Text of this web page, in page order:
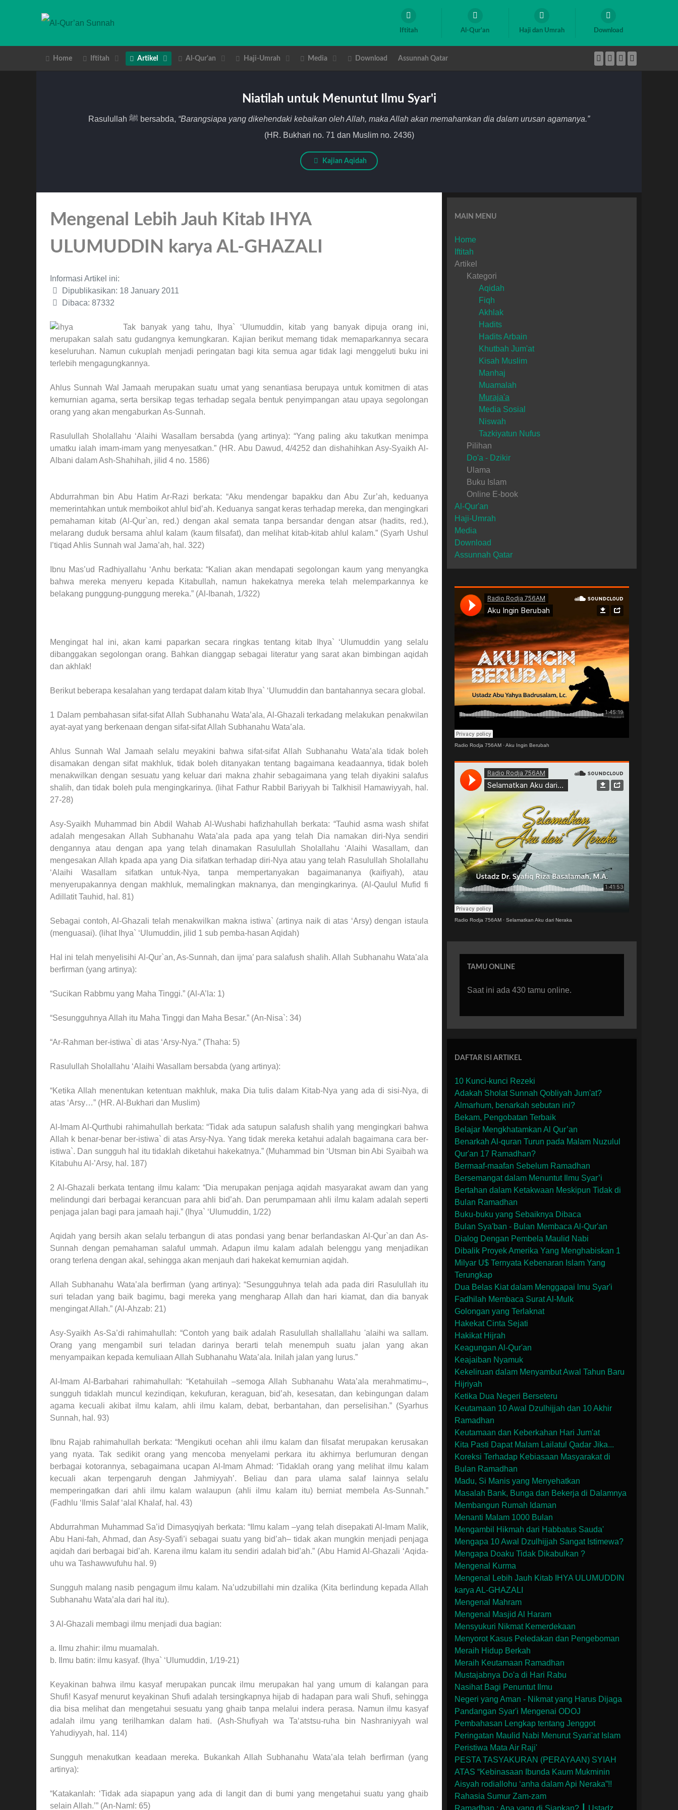
Iftitah Al-Qur'an Haji dan Umrah Download
Home Iftitah Artikel Al-Qur'an Haji-Umrah Media Download Assunnah Qatar
Niatilah untuk Menuntut Ilmu Syar'i
Rasulullah ﷺ bersabda, “Barangsiapa yang dikehendaki kebaikan oleh Allah, maka Allah akan memahamkan dia dalam urusan agamanya.”
(HR. Bukhari no. 71 dan Muslim no. 2436)
Kajian Aqidah
Mengenal Lebih Jauh Kitab IHYA
ULUMUDDIN karya AL-GHAZALI
Informasi Artikel ini:
Dipublikasikan: 18 January 2011
Dibaca: 87332
Tak banyak yang tahu, Ihya` ‘Ulumuddin, kitab yang banyak dipuja orang ini,
merupakan salah satu gudangnya kemungkaran. Kajian berikut memang tidak memaparkannya secara
keseluruhan. Namun cukuplah menjadi peringatan bagi kita semua agar tidak lagi menggeluti buku ini
terlebih mengagungkannya.
Ahlus Sunnah Wal Jamaah merupakan suatu umat yang senantiasa berupaya untuk komitmen di atas
kemurnian agama, serta bersikap tegas terhadap segala bentuk penyimpangan atau upaya segolongan
orang yang akan mengaburkan As-Sunnah.
Rasulullah Sholallahu ‘Alaihi Wasallam bersabda (yang artinya): “Yang paling aku takutkan menimpa
umatku ialah imam-imam yang menyesatkan.” (HR. Abu Dawud, 4/4252 dan dishahihkan Asy-Syaikh Al-
Albani dalam Ash-Shahihah, jilid 4 no. 1586)
Abdurrahman bin Abu Hatim Ar-Razi berkata: “Aku mendengar bapakku dan Abu Zur’ah, keduanya
memerintahkan untuk memboikot ahlul bid’ah. Keduanya sangat keras terhadap mereka, dan mengingkari
pemahaman kitab (Al-Qur`an, red.) dengan akal semata tanpa bersandar dengan atsar (hadits, red.),
melarang duduk bersama ahlul kalam (kaum filsafat), dan melihat kitab-kitab ahlul kalam.” (Syarh Ushul
I’tiqad Ahlis Sunnah wal Jama’ah, hal. 322)
Ibnu Mas’ud Radhiyallahu ‘Anhu berkata: “Kalian akan mendapati segolongan kaum yang menyangka
bahwa mereka menyeru kepada Kitabullah, namun hakekatnya mereka telah melemparkannya ke
belakang punggung-punggung mereka.” (Al-Ibanah, 1/322)
Mengingat hal ini, akan kami paparkan secara ringkas tentang kitab Ihya` ‘Ulumuddin yang selalu
dibanggakan segolongan orang. Bahkan dianggap sebagai literatur yang sarat akan bimbingan aqidah
dan akhlak!
Berikut beberapa kesalahan yang terdapat dalam kitab Ihya` ‘Ulumuddin dan bantahannya secara global.
1 Dalam pembahasan sifat-sifat Allah Subhanahu Wata’ala, Al-Ghazali terkadang melakukan penakwilan
ayat-ayat yang berkenaan dengan sifat-sifat Allah Subhanahu Wata’ala.
Ahlus Sunnah Wal Jamaah selalu meyakini bahwa sifat-sifat Allah Subhanahu Wata’ala tidak boleh
disamakan dengan sifat makhluk, tidak boleh ditanyakan tentang bagaimana keadaannya, tidak boleh
menakwilkan dengan sesuatu yang keluar dari makna zhahir sebagaimana yang telah diyakini salafus
shalih, dan tidak boleh pula mengingkarinya. (lihat Fathur Rabbil Bariyyah bi Talkhisil Hamawiyyah, hal.
27-28)
Asy-Syaikh Muhammad bin Abdil Wahab Al-Wushabi hafizhahullah berkata: “Tauhid asma wash shifat
adalah mengesakan Allah Subhanahu Wata’ala pada apa yang telah Dia namakan diri-Nya sendiri
dengannya atau dengan apa yang telah dinamakan Rasulullah Sholallahu ‘Alaihi Wasallam, dan
mengesakan Allah kpada apa yang Dia sifatkan terhadap diri-Nya atau yang telah Rasulullah Sholallahu
‘Alaihi Wasallam sifatkan untuk-Nya, tanpa mempertanyakan bagaimananya (kaifiyah), atau
menyerupakannya dengan makhluk, memalingkan maknanya, dan mengingkarinya. (Al-Qaulul Mufid fi
Adillatit Tauhid, hal. 81)
Sebagai contoh, Al-Ghazali telah menakwilkan makna istiwa` (artinya naik di atas ‘Arsy) dengan istaula
(menguasai). (lihat Ihya` ‘Ulumuddin, jilid 1 sub pemba-hasan Aqidah)
Hal ini telah menyelisihi Al-Qur`an, As-Sunnah, dan ijma’ para salafush shalih. Allah Subhanahu Wata’ala
berfirman (yang artinya):
“Sucikan Rabbmu yang Maha Tinggi.” (Al-A’la: 1)
“Sesungguhnya Allah itu Maha Tinggi dan Maha Besar.” (An-Nisa`: 34)
“Ar-Rahman ber-istiwa` di atas ‘Arsy-Nya.” (Thaha: 5)
Rasulullah Sholallahu ‘Alaihi Wasallam bersabda (yang artinya):
“Ketika Allah menentukan ketentuan makhluk, maka Dia tulis dalam Kitab-Nya yang ada di sisi-Nya, di
atas ‘Arsy…” (HR. Al-Bukhari dan Muslim)
Al-Imam Al-Qurthubi rahimahullah berkata: “Tidak ada satupun salafush shalih yang mengingkari bahwa
Allah k benar-benar ber-istiwa` di atas Arsy-Nya. Yang tidak mereka ketahui adalah bagaimana cara ber-
istiwa`. Dan sungguh hal itu tidaklah diketahui hakekatnya.” (Muhammad bin ‘Utsman bin Abi Syaibah wa
Kitabuhu Al-’Arsy, hal. 187)
2 Al-Ghazali berkata tentang ilmu kalam: “Dia merupakan penjaga aqidah masyarakat awam dan yang
melindungi dari berbagai kerancuan para ahli bid’ah. Dan perumpamaan ahli ilmu kalam adalah seperti
penjaga jalan bagi para jamaah haji.” (Ihya` ‘Ulumuddin, 1/22)
Aqidah yang bersih akan selalu terbangun di atas pondasi yang benar berlandaskan Al-Qur`an dan As-
Sunnah dengan pemahaman salaful ummah. Adapun ilmu kalam adalah belenggu yang menjadikan
orang terlena dengan akal, sehingga akan menjauh dari hakekat kemurnian aqidah.
Allah Subhanahu Wata’ala berfirman (yang artinya): “Sesungguhnya telah ada pada diri Rasulullah itu
suri teladan yang baik bagimu, bagi mereka yang mengharap Allah dan hari kiamat, dan dia banyak
mengingat Allah.” (Al-Ahzab: 21)
Asy-Syaikh As-Sa’di rahimahullah: “Contoh yang baik adalah Rasulullah shallallahu 'alaihi wa sallam.
Orang yang mengambil suri teladan darinya berarti telah menempuh suatu jalan yang akan
menyampaikan kepada kemuliaan Allah Subhanahu Wata’ala. Inilah jalan yang lurus.”
Al-Imam Al-Barbahari rahimahullah: “Ketahuilah –semoga Allah Subhanahu Wata’ala merahmatimu–,
sungguh tidaklah muncul kezindiqan, kekufuran, keraguan, bid’ah, kesesatan, dan kebingungan dalam
agama kecuali akibat ilmu kalam, ahli ilmu kalam, debat, berbantahan, dan perselisihan.” (Syarhus
Sunnah, hal. 93)
Ibnu Rajab rahimahullah berkata: “Mengikuti ocehan ahli ilmu kalam dan filsafat merupakan kerusakan
yang nyata. Tak sedikit orang yang mencoba menyelami perkara itu akhirnya berlumuran dengan
berbagai kotorannya, sebagaimana ucapan Al-Imam Ahmad: ‘Tidaklah orang yang melihat ilmu kalam
kecuali akan terpengaruh dengan Jahmiyyah’. Beliau dan para ulama salaf lainnya selalu
memperingatkan dari ahli ilmu kalam walaupun (ahli ilmu kalam itu) berniat membela As-Sunnah.”
(Fadhlu ‘Ilmis Salaf ‘alal Khalaf, hal. 43)
Abdurrahman Muhammad Sa’id Dimasyqiyah berkata: “Ilmu kalam –yang telah disepakati Al-Imam Malik,
Abu Hani-fah, Ahmad, dan Asy-Syafi’i sebagai suatu yang bid’ah– tidak akan mungkin menjadi penjaga
aqidah dari berbagai bid’ah. Karena ilmu kalam itu sendiri adalah bid’ah.” (Abu Hamid Al-Ghazali ‘Aqida-
uhu wa Tashawwufuhu hal. 9)
Sungguh malang nasib pengagum ilmu kalam. Na’udzubillahi min dzalika (Kita berlindung kepada Allah
Subhanahu Wata’ala dari hal itu).
3 Al-Ghazali membagi ilmu menjadi dua bagian:
a. Ilmu zhahir: ilmu muamalah.
b. Ilmu batin: ilmu kasyaf. (Ihya` ‘Ulumuddin, 1/19-21)
Keyakinan bahwa ilmu kasyaf merupakan puncak ilmu merupakan hal yang umum di kalangan para
Shufi! Kasyaf menurut keyakinan Shufi adalah tersingkapnya hijab di hadapan para wali Shufi, sehingga
dia bisa melihat dan mengetahui sesuatu yang ghaib tanpa melalui indera perasa. Namun ilmu kasyaf
adalah ilmu yang terilhamkan dalam hati. (Ash-Shufiyah wa Ta‘atstsu-ruha bin Nashraniyyah wal
Yahudiyyah, hal. 114)
Sungguh menakutkan keadaan mereka. Bukankah Allah Subhanahu Wata’ala telah berfirman (yang
artinya):
“Katakanlah: ‘Tidak ada siapapun yang ada di langit dan di bumi yang mengetahui suatu yang ghaib
selain Allah.’” (An-Naml: 65)
MAIN MENU
Home
Iftitah
Artikel
Kategori
Aqidah
Fiqh
Akhlak
Hadits
Hadits Arbain
Khutbah Jum'at
Kisah Muslim
Manhaj
Muamalah
Muraja'a
Media Sosial
Niswah
Tazkiyatun Nufus
Pilihan
Do'a - Dzikir
Ulama
Buku Islam
Online E-book
Al-Qur'an
Haji-Umrah
Media
Download
Assunnah Qatar
Radio Rodja 756AM ·Aku Ingin Berubah
Radio Rodja 756AM · Selamatkan Aku dari Neraka
TAMU ONLINE
Saat ini ada 430 tamu online.
DAFTAR ISI ARTIKEL
10 Kunci-kunci Rezeki
Adakah Sholat Sunnah Qobliyah Jum'at?
Almarhum, benarkah sebutan ini?
Bekam, Pengobatan Terbaik
Belajar Mengkhatamkan Al Qur’an
Benarkah Al-quran Turun pada Malam Nuzulul
Qur'an 17 Ramadhan?
Bermaaf-maafan Sebelum Ramadhan
Bersemangat dalam Menuntut Ilmu Syar’i
Bertahan dalam Ketakwaan Meskipun Tidak di
Bulan Ramadhan
Buku-buku yang Sebaiknya Dibaca
Bulan Sya'ban - Bulan Membaca Al-Qur'an
Dialog Dengan Pembela Maulid Nabi
Dibalik Proyek Amerika Yang Menghabiskan 1
Milyar U$ Ternyata Kebenaran Islam Yang
Terungkap
Dua Belas Kiat dalam Menggapai lmu Syar'i
Fadhilah Membaca Surat Al-Mulk
Golongan yang Terlaknat
Hakekat Cinta Sejati
Hakikat Hijrah
Keagungan Al-Qur'an
Keajaiban Nyamuk
Kekeliruan dalam Menyambut Awal Tahun Baru
Hijriyah
Ketika Dua Negeri Berseteru
Keutamaan 10 Awal Dzulhijjah dan 10 Akhir
Ramadhan
Keutamaan dan Keberkahan Hari Jum'at
Kita Pasti Dapat Malam Lailatul Qadar Jika...
Koreksi Terhadap Kebiasaan Masyarakat di
Bulan Ramadhan
Madu, Si Manis yang Menyehatkan
Masalah Bank, Bunga dan Bekerja di Dalamnya
Membangun Rumah Idaman
Menanti Malam 1000 Bulan
Mengambil Hikmah dari Habbatus Sauda'
Mengapa 10 Awal Dzulhijjah Sangat Istimewa?
Mengapa Doaku Tidak Dikabulkan ?
Mengenal Kurma
Mengenal Lebih Jauh Kitab IHYA ULUMUDDIN
karya AL-GHAZALI
Mengenal Mahram
Mengenal Masjid Al Haram
Mensyukuri Nikmat Kemerdekaan
Menyorot Kasus Peledakan dan Pengeboman
Meraih Hidup Berkah
Meraih Keutamaan Ramadhan
Mustajabnya Do'a di Hari Rabu
Nasihat Bagi Penuntut Ilmu
Negeri yang Aman - Nikmat yang Harus Dijaga
Pandangan Syar'i Mengenai ODOJ
Pembahasan Lengkap tentang Jenggot
Peringatan Maulid Nabi Menurut Syari'at Islam
Peristiwa Mata Air Raji'
PESTA TASYAKURAN (PERAYAAN) SYIAH
ATAS “Kebinasaan Ibunda Kaum Mukminin
Aisyah rodiallohu ‘anha dalam Api Neraka”!!
Rahasia Sumur Zam-zam
Ramadhan : Apa yang di Siapkan? ┃ Ustadz